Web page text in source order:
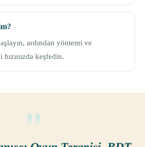
ardından yöntemi ve
keşfedin.